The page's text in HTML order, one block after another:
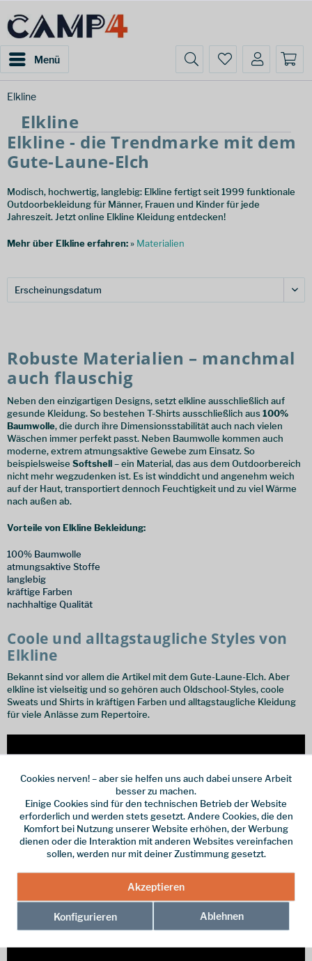
Menü
Elkline
Elkline
Elkline - die Trendmarke mit dem
Gute-Laune-Elch
Modisch, hochwertig, langlebig: Elkline fertigt seit 1999 funktionale
Outdoorbekleidung für Männer, Frauen und Kinder für jede
Jahreszeit. Jetzt online Elkline Kleidung entdecken!
Mehr über Elkline erfahren:» Materialien
Robuste Materialien – manchmal
auch flauschig
Neben den einzigartigen Designs, setzt elkline ausschließlich auf
gesunde Kleidung. So bestehen T-Shirts ausschließlich aus 100%
Baumwolle, die durch ihre Dimensionsstabilität auch nach vielen
Wäschen immer perfekt passt. Neben Baumwolle kommen auch
moderne, extrem atmungsaktive Gewebe zum Einsatz. So
beispielsweise Softshell– ein Material, das aus dem Outdoorbereich
nicht mehr wegzudenken ist. Es ist winddicht und angenehm weich
auf der Haut, transportiert dennoch Feuchtigkeit und zu viel Wärme
nach außen ab.
Vorteile von Elkline Bekleidung:
100% Baumwolle
atmungsaktive Stoffe
langlebig
kräftige Farben
nachhaltige Qualität
Coole und alltagstaugliche Styles von
Elkline
Bekannt sind vor allem die Artikel mit dem Gute-Laune-Elch. Aber
elkline ist vielseitig und so gehören auch Oldschool-Styles, coole
Sweats und Shirts in kräftigen Farben und alltagstaugliche Kleidung
für viele Anlässe zum Repertoire.
Cookies nerven! – aber sie helfen uns auch dabei unsere Arbeit
besser zu machen.
Einige Cookies sind für den technischen Betrieb der Website
erforderlich und werden stets gesetzt. Andere Cookies, die den
Komfort bei Nutzung unserer Website erhöhen, der Werbung
dienen oder die Interaktion mit anderen Websites vereinfachen
sollen, werden nur mit deiner Zustimmung gesetzt.
Akzeptieren
Konfigurieren Ablehnen